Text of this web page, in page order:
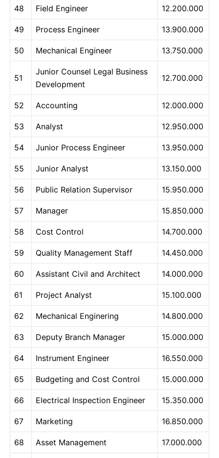
48 Field Engineer 12.200.000
49 Process Engineer 13.900.000
50 Mechanical Engineer 13.750.000
51
Junior Counsel Legal Business
Development
12.700.000
52 Accounting 12.000.000
53 Analyst 12.950.000
54 Junior Process Engineer 13.950.000
55 Junior Analyst 13.150.000
56 Public Relation Supervisor 15.950.000
57 Manager 15.850.000
58 Cost Control 14.700.000
59 Quality Management Staff 14.450.000
60 Assistant Civil and Architect 14.000.000
61 Project Analyst 15.100.000
62 Mechanical Enginering 14.800.000
63 Deputy Branch Manager 15.000.000
64 Instrument Engineer 16.550.000
65 Budgeting and Cost Control 15.000.000
66 Electrical Inspection Engineer 15.350.000
67 Marketing 16.850.000
68 Asset Management 17.000.000